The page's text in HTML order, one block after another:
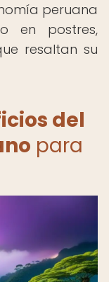
peruana
en postres,
resaltan su
del
para